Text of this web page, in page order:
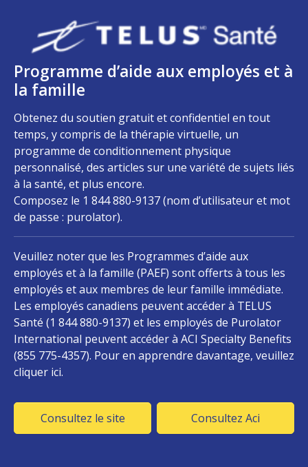
Programme d’aide aux employés et à
la famille
Obtenez du soutien gratuit et confidentiel en tout
temps, y compris de la thérapie virtuelle, un
programme de conditionnement physique
personnalisé, des articles sur une variété de sujets liés
à la santé, et plus encore.
Composez le 1 844 880-9137 (nom d’utilisateur et mot
de passe : purolator).
Veuillez noter que les Programmes d’aide aux
employés et à la famille (PAEF) sont offerts à tous les
employés et aux membres de leur famille immédiate.
Les employés canadiens peuvent accéder à TELUS
Santé (1 844 880-9137) et les employés de Purolator
International peuvent accéder à ACI Specialty Benefits
(855 775-4357). Pour en apprendre davantage, veuillez
cliquer ici.
Consultez le site(Opens in a new window)
Consultez Aci